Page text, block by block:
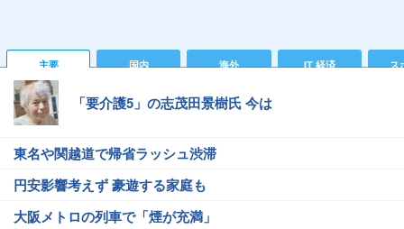
主要 国内 海外 IT 経済 ス
「要介護5」の志茂田景樹氏 今は
東名や関越道で帰省ラッシュ渋滞
円安影響考えず 豪遊する家庭も
大阪メトロの列車で「煙が充満」